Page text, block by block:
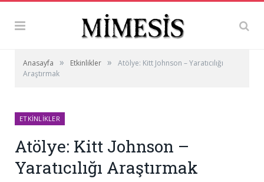
Anasayfa » Etkinlikler »
Atölye: Kitt Johnson – Yaratıcılığı
Araştırmak
ETKINLIKLER
Atölye: Kitt Johnson –
Yaratıcılığı Araştırmak